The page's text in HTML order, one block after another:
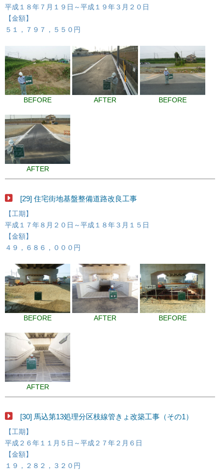
平成１８年７月１９日～平成１９年３月２０日
【金額】
５１，７９７，５５０円
BEFORE AFTER BEFORE
AFTER
[29] 住宅街地基盤整備道路改良工事
【工期】
平成１７年８月２０日～平成１８年３月１５日
【金額】
４９，６８６，０００円
BEFORE AFTER BEFORE
AFTER
[30] 馬込第13処理分区枝線管きょ改築工事（その1）
【工期】
平成２６年１１月５日～平成２７年２月６日
【金額】
１９，２８２，３２０円